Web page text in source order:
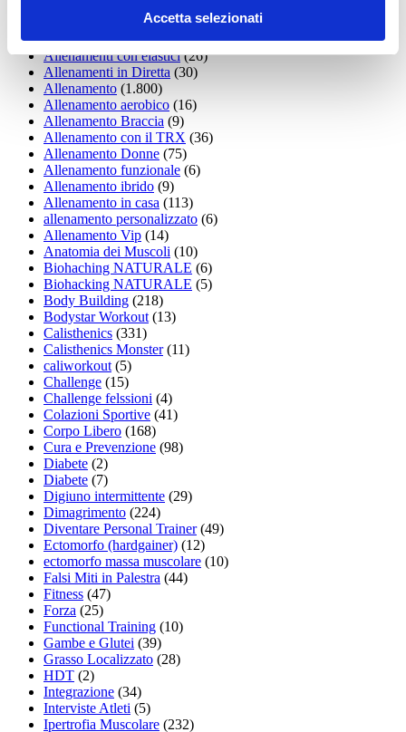
Accetta selezionati
addominali scolpiti(39)
Alimentazione(271)
Allenamenti con elastici(26)
Allenamenti in Diretta (30)
Allenamento (1.800)
Allenamento aerobico (16)
Allenamento Braccia (9)
Allenamento con il TRX (36)
Allenamento Donne (75)
Allenamento funzionale (6)
Allenamento ibrido (9)
Allenamento in casa (113)
allenamento personalizzato (6)
Allenamento Vip (14)
Anatomia dei Muscoli (10)
Biohaching NATURALE (6)
Biohacking NATURALE (5)
Body Building (218)
Bodystar Workout(13)
Calisthenics (331)
Calisthenics Monster(11)
caliworkout(5)
Challenge (15)
Challenge felssioni (4)
Colazioni Sportive (41)
Corpo Libero (168)
Cura e Prevenzione (98)
Diabete (2)
Diabete (7)
Digiuno intermittente (29)
Dimagrimento (224)
Diventare Personal Trainer(49)
Ectomorfo (hardgainer) (12)
ectomorfo massa muscolare (10)
Falsi Miti in Palestra (44)
Fitness (47)
Forza (25)
Functional Training (10)
Gambe e Glutei (39)
Grasso Localizzato (28)
HDT (2)
Integrazione (34)
Interviste Atleti (5)
Ipertrofia Muscolare (232)